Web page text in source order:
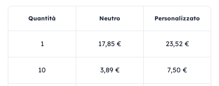
Quantità Neutro Personalizzato
1 17,85 € 23,52 €
10 3,89 € 7,50 €